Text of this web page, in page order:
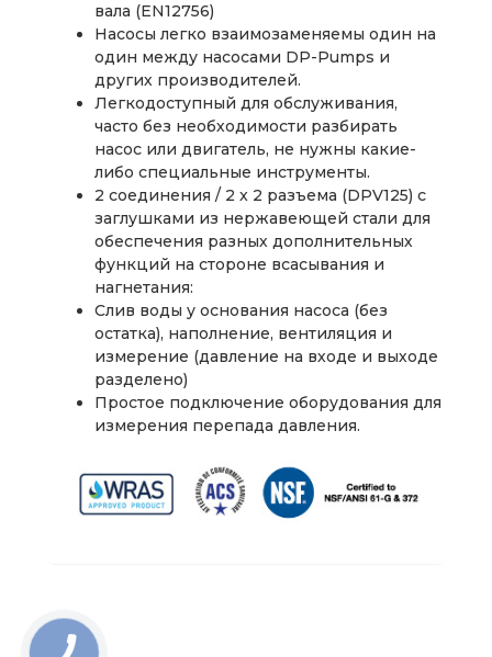
вала (EN12756)
Насосы легко взаимозаменяемы один на
один между насосами DP-Pumps и
других производителей.
Легкодоступный для обслуживания,
часто без необходимости разбирать
насос или двигатель, не нужны какие-
либо специальные инструменты.
2 соединения / 2 x 2 разъема (DPV125) с
заглушками из нержавеющей стали для
обеспечения разных дополнительных
функций на стороне всасывания и
нагнетания:
Слив воды у основания насоса (без
остатка), наполнение, вентиляция и
измерение (давление на входе и выходе
разделено)
Простое подключение оборудования для
измерения перепада давления.